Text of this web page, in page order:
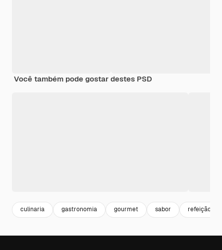
Você também pode gostar destes PSD
culinaria gastronomia gourmet sabor refeição